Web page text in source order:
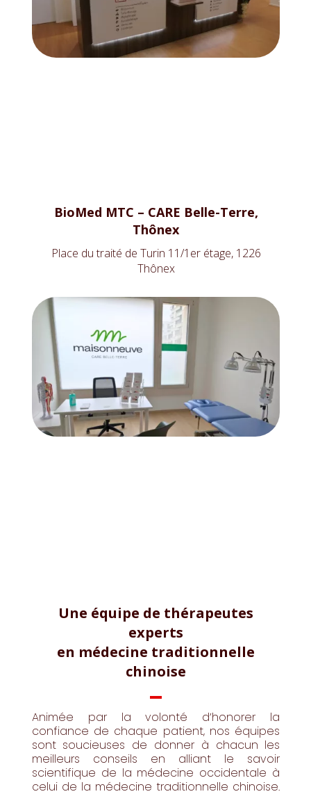
BioMed MTC – CARE Belle-Terre,
Thônex
Place du traité de Turin 11/1er étage, 1226
Thônex
Une équipe de thérapeutes
experts
en médecine traditionnelle
chinoise
Animée par la volonté d’honorer la
confiance de chaque patient, nos équipes
sont soucieuses de donner à chacun les
meilleurs conseils en alliant le savoir
scientifique de la médecine occidentale à
celui de la médecine traditionnelle chinoise.